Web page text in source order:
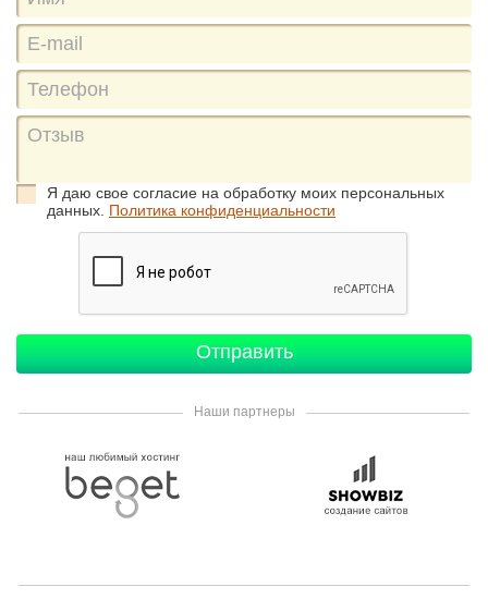
Я даю свое согласие на обработку моих персональных
данных. Политика конфиденциальности
Наши партнеры